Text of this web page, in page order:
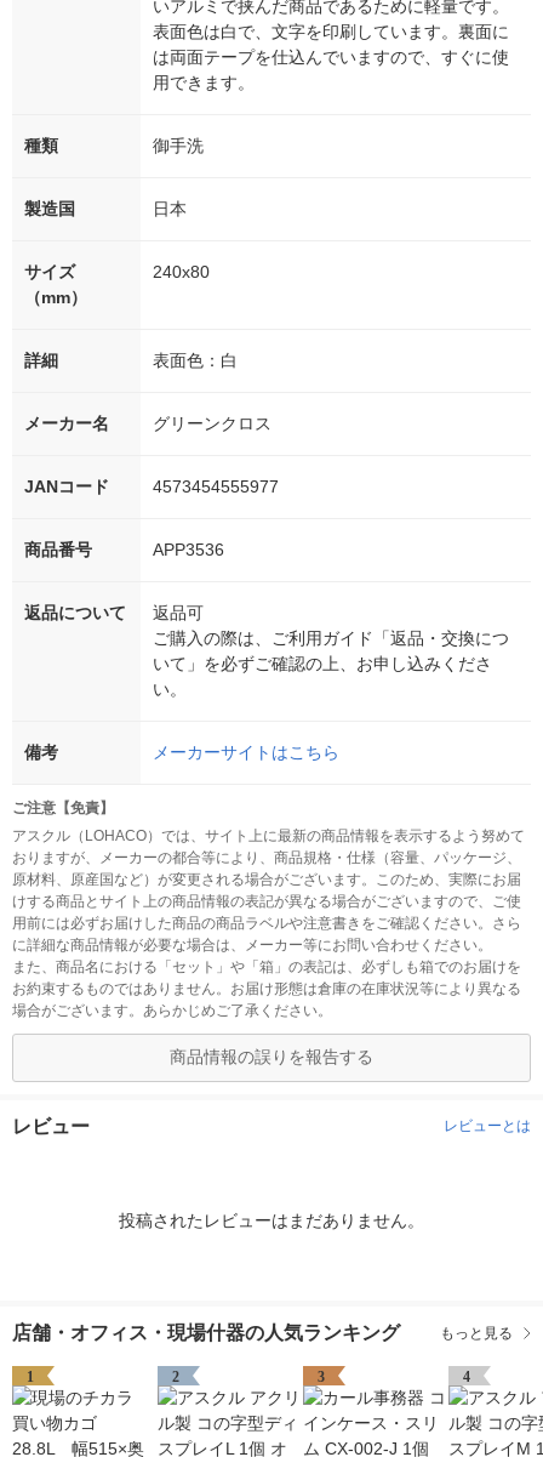
いアルミで挟んだ商品であるために軽量です。
表面色は白で、文字を印刷しています。裏面に
は両面テープを仕込んでいますので、すぐに使
用できます。
種類 御手洗
製造国 日本
サイズ
（mm）
240x80
詳細 表面色：白
メーカー名 グリーンクロス
JANコード 4573454555977
商品番号 APP3536
返品について
返品可
ご購入の際は、ご利用ガイド「返品・交換につ
いて」を必ずご確認の上、お申し込みくださ
い。
備考 メーカーサイトはこちら
ご注意【免責】
アスクル（LOHACO）では、サイト上に最新の商品情報を表示するよう努めて
おりますが、メーカーの都合等により、商品規格・仕様（容量、パッケージ、
原材料、原産国など）が変更される場合がございます。このため、実際にお届
けする商品とサイト上の商品情報の表記が異なる場合がございますので、ご使
用前には必ずお届けした商品の商品ラベルや注意書きをご確認ください。さら
に詳細な商品情報が必要な場合は、メーカー等にお問い合わせください。
また、商品名における「セット」や「箱」の表記は、必ずしも箱でのお届けを
お約束するものではありません。お届け形態は倉庫の在庫状況等により異なる
場合がございます。あらかじめご了承ください。
商品情報の誤りを報告する
レビュー レビューとは
投稿されたレビューはまだありません。
店舗・オフィス・現場什器の人気ランキング もっと見る
1 2 3 4